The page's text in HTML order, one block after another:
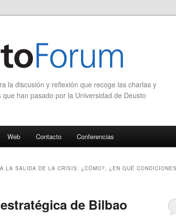
la discusión y reflexión que recoge las charlas y
han pasado por la Universidad de Deusto
Web Contacto Conferencias
LA SALIDA DE LA CRISIS: ¿CÓMO?, ¿EN QUÉ
de Bilbao